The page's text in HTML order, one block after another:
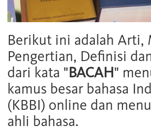
Berikut ini adalah Arti,
Pengertian, Definisi
dari kata "BACAH"
kamus besar bahasa
(KBBI) online dan
ahli bahasa.